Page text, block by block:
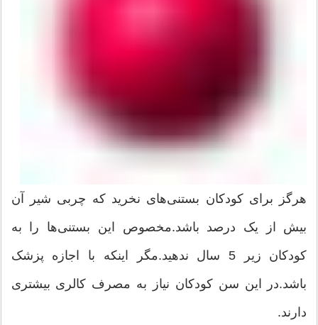
هرگز برای کودکان بستنی‌های نخرید که چربی‌ شیر آن
بیش از یک درصد باشد.مخصوص این بستنی‌ها را به
کودکان زیر 5 سال ندهید.مگر اینکه با اجازه پزشک
باشد.در این سن کودکان نیاز به مصرف کالری بیشتری
دارند.